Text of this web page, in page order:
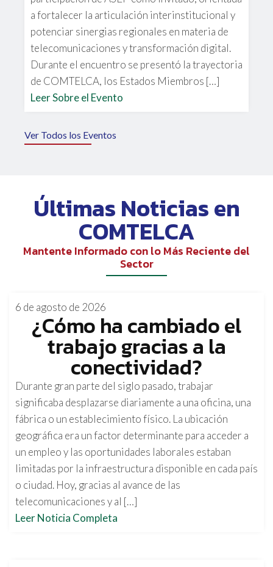
a fortalecer la articulación interinstitucional y
potenciar sinergias regionales en materia de
telecomunicaciones y transformación digital.
Durante el encuentro se presentó la trayectoria
de COMTELCA, los Estados Miembros […]
Leer Sobre el Evento
Ver Todos los Eventos
Últimas Noticias en
COMTELCA
Mantente Informado con lo Más Reciente del
Sector
6 de agosto de 2026
¿Cómo ha cambiado el
trabajo gracias a la
conectividad?
Durante gran parte del siglo pasado, trabajar
significaba desplazarse diariamente a una oficina, una
fábrica o un establecimiento físico. La ubicación
geográfica era un factor determinante para acceder a
un empleo y las oportunidades laborales estaban
limitadas por la infraestructura disponible en cada país
o ciudad. Hoy, gracias al avance de las
telecomunicaciones y al […]
Leer Noticia Completa